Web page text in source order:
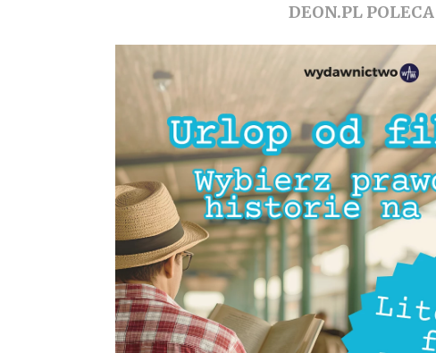
DEON.PL POLECA